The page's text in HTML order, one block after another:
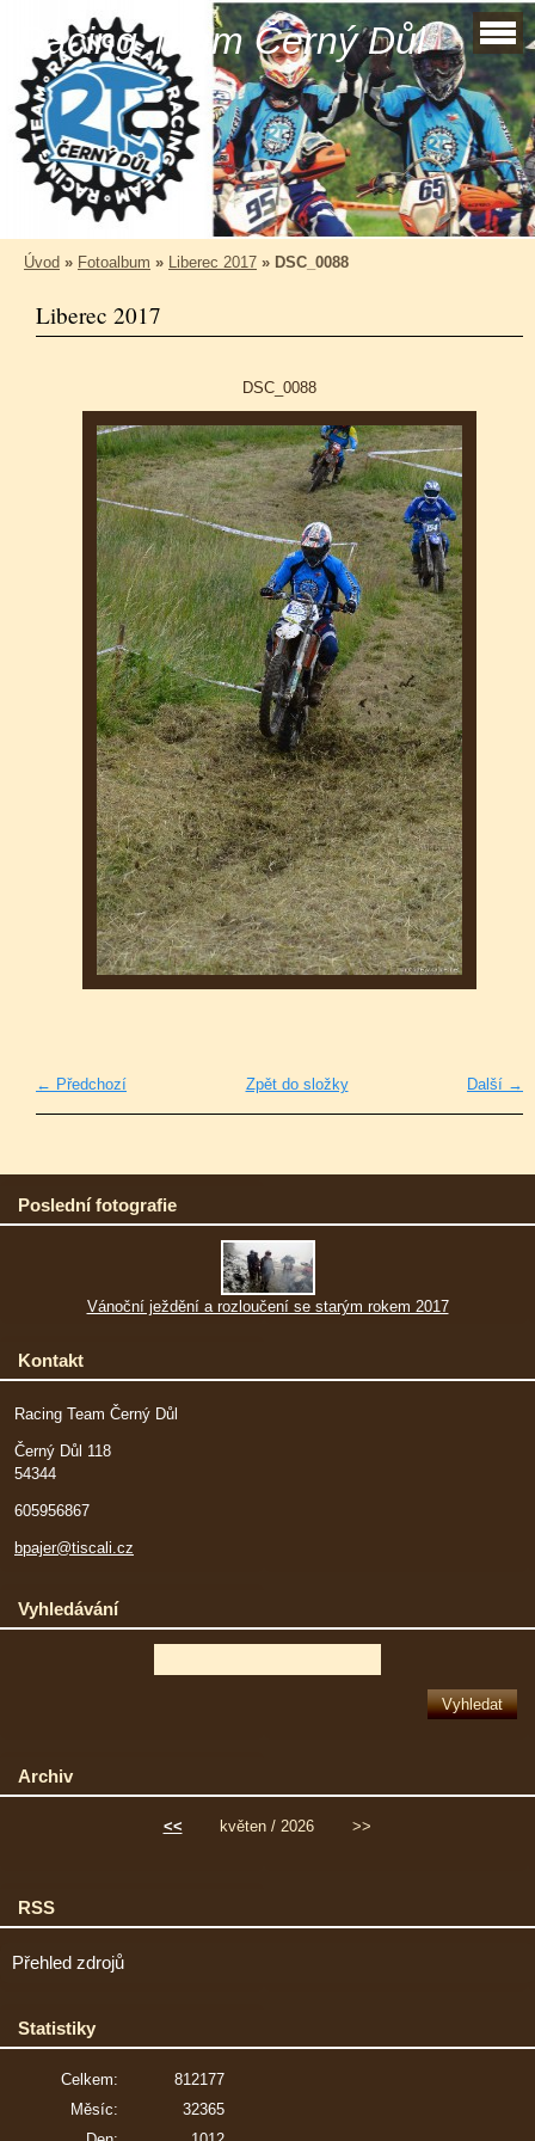
Racing Team Černý Důl
Úvod » Fotoalbum » Liberec 2017 » DSC_0088
Liberec 2017
DSC_0088
← Předchozí Další →
Zpět do složky
Poslední fotografie
Vánoční ježdění a rozloučení se starým rokem 2017
Kontakt
Racing Team Černý Důl
Černý Důl 118
54344
605956867
bpajer@tiscali.cz
Vyhledávání
Archiv
<< květen / 2026 >>
RSS
Přehled zdrojů
Statistiky
Celkem:
812177
Měsíc:
32365